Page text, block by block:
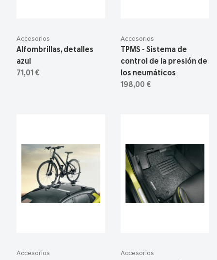
Accesorios
Alfombrillas, detalles
azul
71,01 €
Accesorios
TPMS - Sistema de
control de la presión de
los neumáticos
198,00 €
Accesorios Accesorios